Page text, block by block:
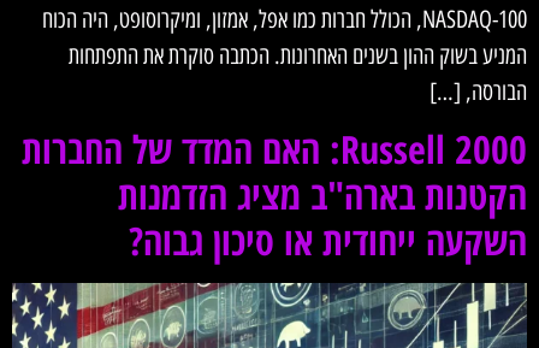
NASDAQ-100, הכולל חברות כמו אפל, אמזון, ומיקרוסופט, היה הכוח
המניע בשוק ההון בשנים האחרונות. הכתבה סוקרת את התפתחות
הבורסה, […]
Russell 2000: האם המדד של החברות
הקטנות בארה"ב מציג הזדמנות
השקעה ייחודית או סיכון גבוה?